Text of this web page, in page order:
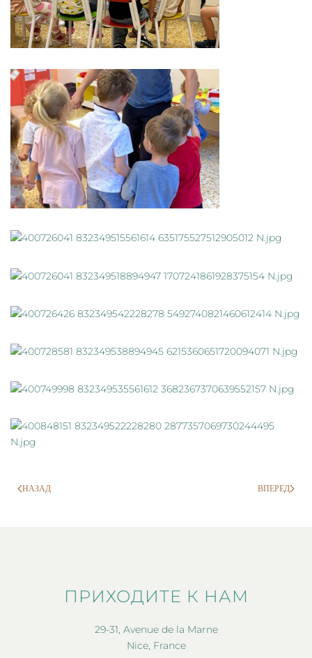
НАЗАД ВПЕРЕД
ПРИХОДИТЕ К НАМ
29-31, Avenue de la Marne
Nice, France